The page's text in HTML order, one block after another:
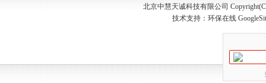
北京中慧天诚科技有限公司
技术支持： 环保在线